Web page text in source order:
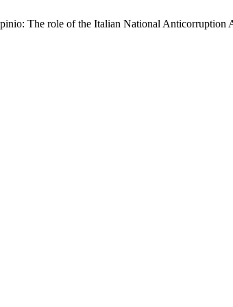
The role of the Italian National Anticorruption